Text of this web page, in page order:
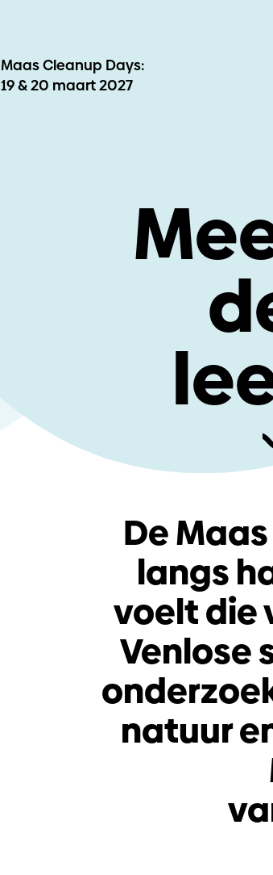
Maas Cleanup Days:
19 & 20 maart 2027
De
langs
voelt die
Venlose
natuur